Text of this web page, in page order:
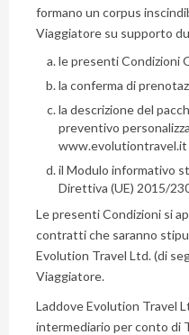
formano un corpus
Viaggiatore su supporto
le presenti Condizioni
la conferma di
la descrizione del
preventivo
www.evolutiontravel.it
il Modulo informativo
Direttiva (UE) 2015/
Le presenti Condizioni si
contratti che saranno
Evolution Travel Ltd. (di
Viaggiatore.
Laddove Evolution Travel
intermediario per conto di